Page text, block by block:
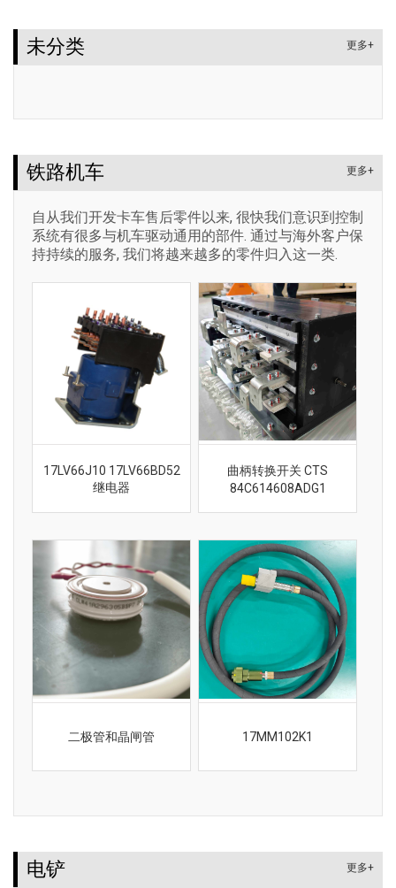
未分类 更多+
铁路机车 更多+
自从我们开发卡车售后零件以来, 很快我们意识到控制
系统有很多与机车驱动通用的部件. 通过与海外客户保
持持续的服务, 我们将越来越多的零件归入这一类.
17LV66J10 17LV66BD52
继电器
曲柄转换开关 CTS
84C614608ADG1
二极管和晶闸管 17MM102K1
电铲 更多+